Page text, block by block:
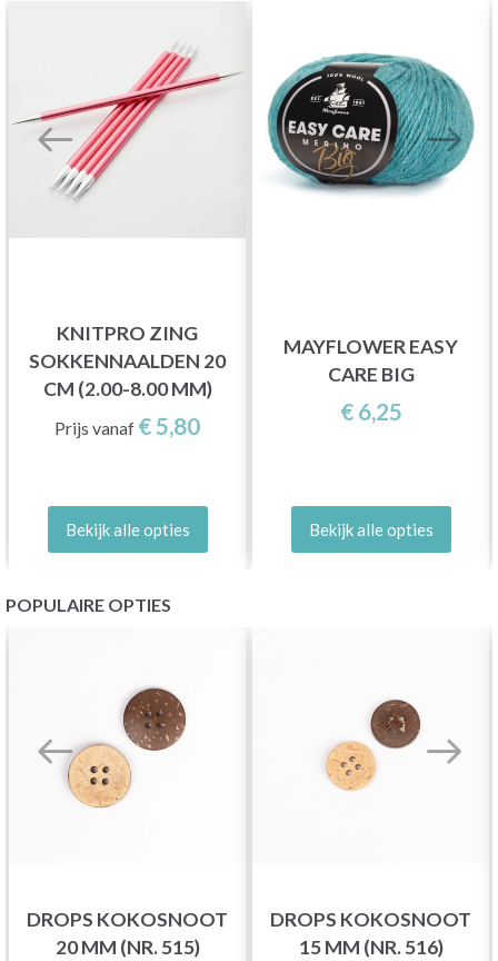
KNITPRO ZING
SOKKENNAALDEN 20
CM (2.00-8.00 MM)
Prijs vanaf € 5,80
Bekijk alle opties
MAYFLOWER EASY
CARE BIG
€ 6,25
Bekijk alle opties
POPULAIRE OPTIES
DROPS KOKOSNOOT
20 MM (NR. 515)
DROPS KOKOSNOOT
15 MM (NR. 516)